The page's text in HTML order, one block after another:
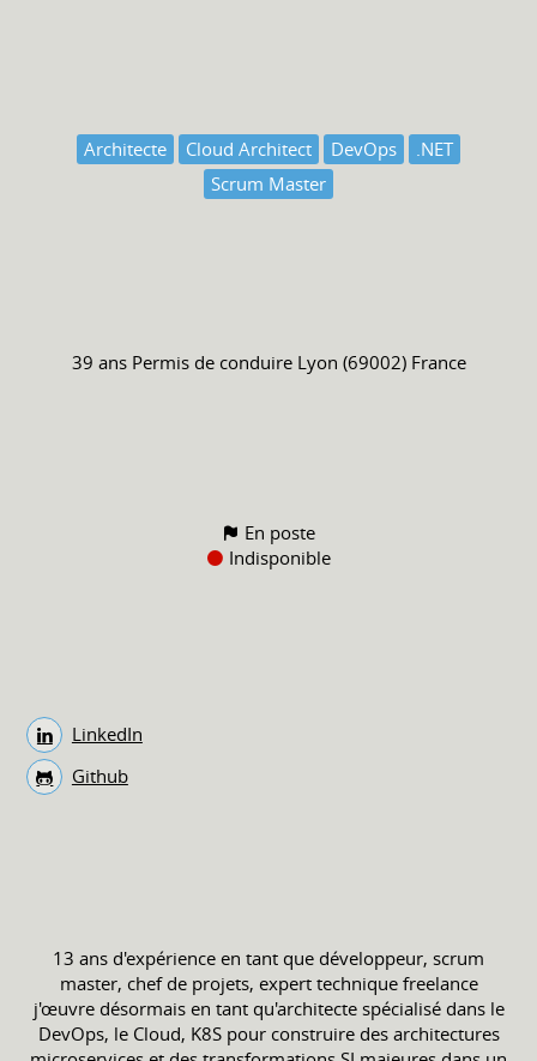
Architecte Cloud Architect DevOps
.NET
Scrum Master
39 ans Permis de conduire Lyon (69002) France
En poste
Indisponible
LinkedIn
Github
13 ans d'expérience en tant que développeur, scrum
master, chef de projets, expert technique freelance
j'œuvre désormais en tant qu'architecte spécialisé dans le
DevOps, le Cloud, K8S pour construire des architectures